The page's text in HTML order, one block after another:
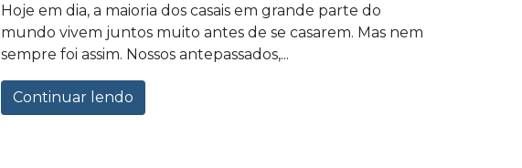
Hoje em dia, a maioria dos casais em grande parte do
mundo vivem juntos muito antes de se casarem. Mas nem
sempre foi assim. Nossos antepassados,...
Continuar lendo